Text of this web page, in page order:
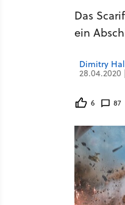
Das
ein
Dimitry
6 87